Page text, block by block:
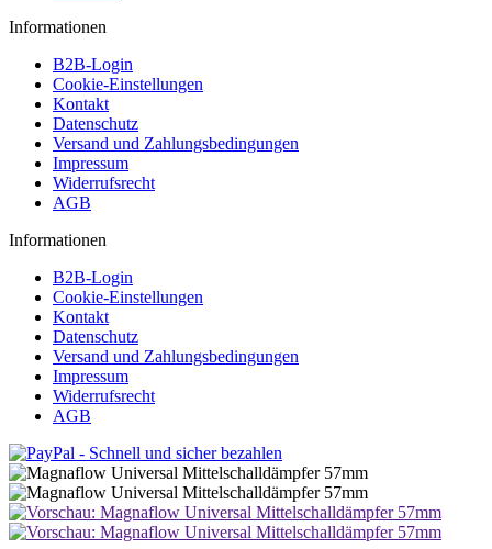
Informationen
B2B-Login
Cookie-Einstellungen
Kontakt
Datenschutz
Versand und Zahlungsbedingungen
Impressum
Widerrufsrecht
AGB
Informationen
B2B-Login
Cookie-Einstellungen
Kontakt
Datenschutz
Versand und Zahlungsbedingungen
Impressum
Widerrufsrecht
AGB